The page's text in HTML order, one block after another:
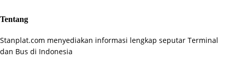
Tentang
Stanplat.com menyediakan informasi lengkap seputar Terminal
dan Bus di Indonesia